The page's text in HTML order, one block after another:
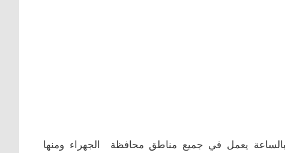
يعمل في جميع مناطق محافظة الجهراء ومنها